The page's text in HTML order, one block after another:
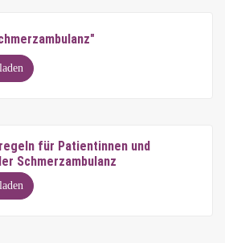
für Patientinnen und
Schmerzambulanz